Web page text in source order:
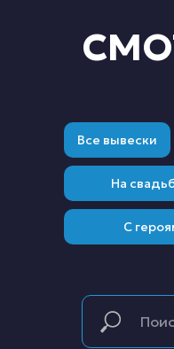
Все вывески
На
С